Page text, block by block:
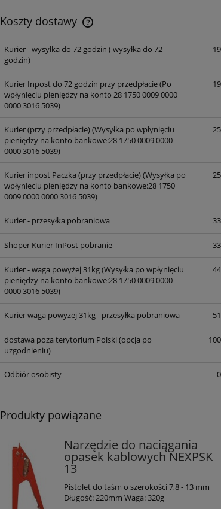
Koszty dostawy
Cena nie zawiera ewentualnych
Kurier - wysyłka do 72 godzin ( wysyłka do 72
godzin)
Kurier Inpost do 72 godzin przy przedpłacie(Po
wpłynięciu pieniędzy na konto 28 1750 0009 0000
0000 3016 5039)
Kurier (przy przedpłacie)(Wysyłka po wpłynięciu
pieniędzy na konto bankowe:28 1750 0009 0000
0000 3016 5039)
Kurier inpost Paczka (przy przedpłacie)(Wysyłka po
wpłynięciu pieniędzy na konto bankowe:28 1750
0009 0000 0000 3016 5039)
Kurier - przesyłka pobraniowa
Shoper Kurier InPost pobranie
Kurier - waga powyżej 31kg(Wysyłka po wpłynięciu
pieniędzy na konto bankowe:28 1750 0009 0000
0000 3016 5039)
Kurier waga powyżej 31kg - przesyłka pobraniowa
dostawa poza terytorium Polski (opcja po
uzgodnieniu)
Odbiór osobisty
Produkty powiązane
Narzędzie do naciągania
opasek kablowych NEXPSK
13
Pistolet do taśm o szerokości 7,8 - 13 mm
Długość: 220mm Waga: 320g